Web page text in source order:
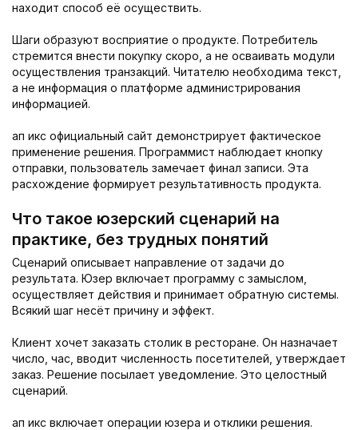
находит способ её осуществить.
Шаги образуют восприятие о продукте. Потребитель
стремится внести покупку скоро, а не осваивать модули
осуществления транзакций. Читателю необходима текст,
а не информация о платформе администрирования
информацией.
ап икс официальный сайт демонстрирует фактическое
применение решения. Программист наблюдает кнопку
отправки, пользователь замечает финал записи. Эта
расхождение формирует результативность продукта.
Что такое юзерский сценарий на
практике, без трудных понятий
Сценарий описывает направление от задачи до
результата. Юзер включает программу с замыслом,
осуществляет действия и принимает обратную системы.
Всякий шаг несёт причину и эффект.
Клиент хочет заказать столик в ресторане. Он назначает
число, час, вводит численность посетителей, утверждает
заказ. Решение посылает уведомление. Это целостный
сценарий.
ап икс включает операции юзера и отклики решения.